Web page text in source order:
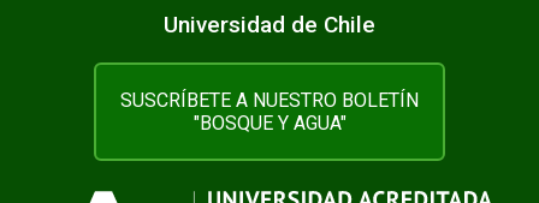
Universidad de Chile
SUSCRÍBETE A NUESTRO BOLETÍN
"BOSQUE Y AGUA"